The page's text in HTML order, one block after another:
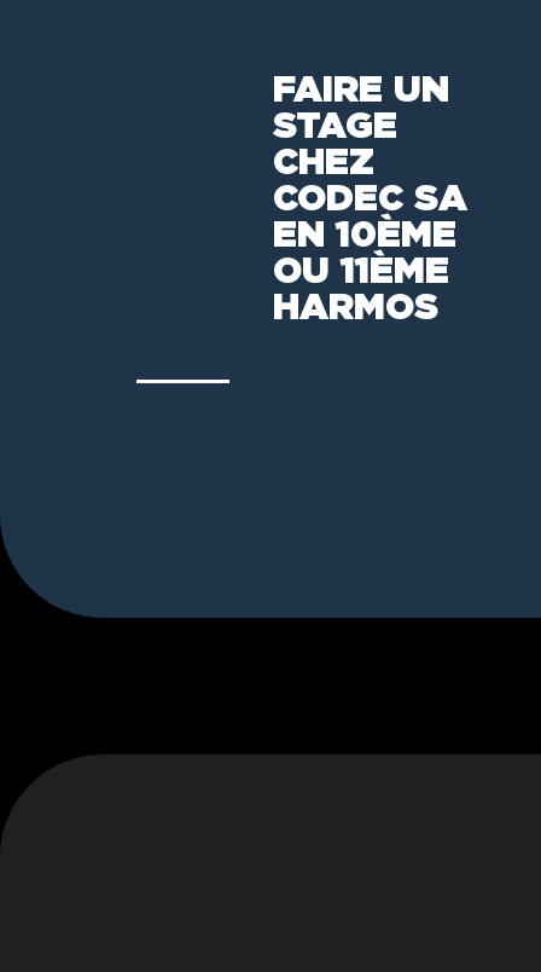
FAIRE UN
STAGE
CHEZ
CODEC SA
EN 10ÈME
OU 11ÈME
HARMOS